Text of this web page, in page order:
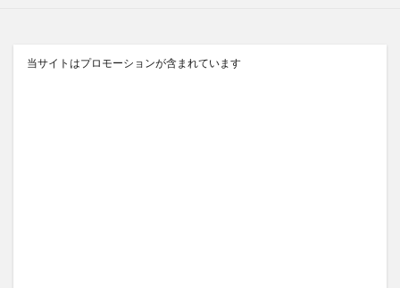
当サイトはプロモーションが含まれています